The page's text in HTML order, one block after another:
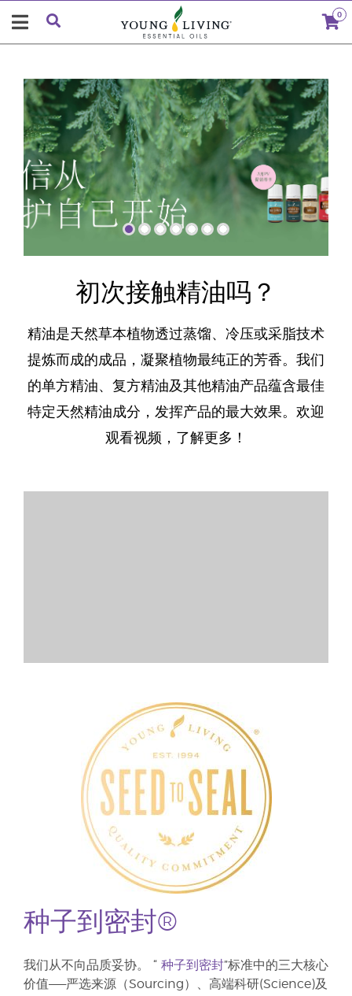
0
"
初次接触精油吗？
精油是天然草本植物透过蒸馏、冷压或采脂技术
提炼而成的成品，凝聚植物最纯正的芳香。我们
的单方精油、复方精油及其他精油产品蕴含最佳
特定天然精油成分，发挥产品的最大效果。欢迎
观看视频，了解更多！
种子到密封®
我们从不向品质妥协。 “ 种子到密封”标准中的三大核心
价值——严选来源（Sourcing）、高端科研(Science)及